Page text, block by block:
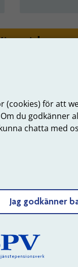
(cookies) för att
du godkänner
chatta med
Jag godkänner
sidor
NÄR DU
för hela din pension
Logga in
Om